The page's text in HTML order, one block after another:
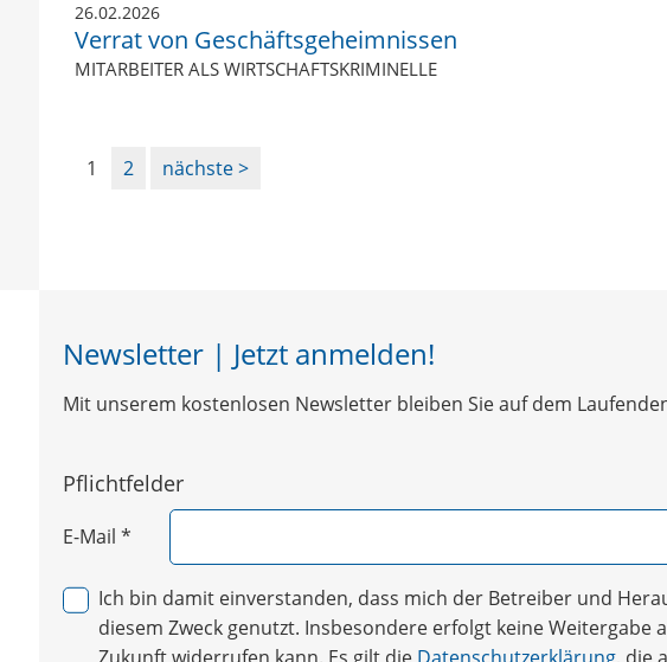
26.02.2026
Verrat von Geschäftsgeheimnissen
MITARBEITER ALS WIRTSCHAFTSKRIMINELLE
1 2 nächste
Newsletter | Jetzt anmelden!
Mit unserem kostenlosen Newsletter bleiben Sie auf dem
Pflichtfelder
E-Mail *
Ich bin damit einverstanden, dass mich der Betreiber und
diesem Zweck genutzt. Insbesondere erfolgt keine